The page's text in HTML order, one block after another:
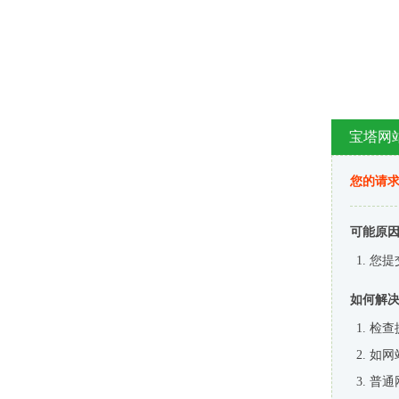
宝塔网
您的请
可能原
您提
如何解
检查
如网
普通